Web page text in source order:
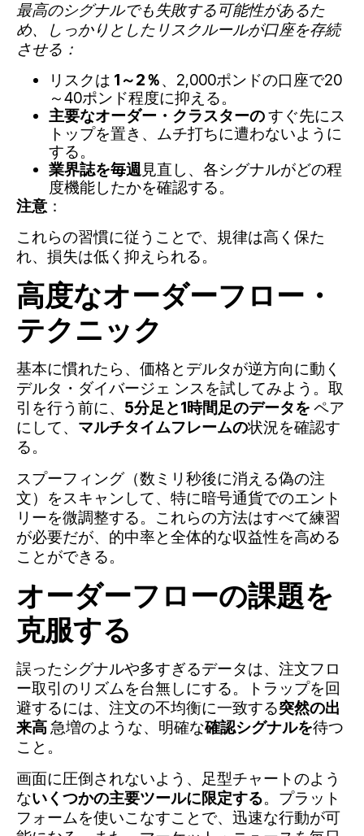
最高のシグナルでも失敗する可能性があるた
め、しっかりとしたリスクルールが口座を存続
させる：
リスクは 1～2％、2,000ポンドの口座で20
～40ポンド程度に抑える。
主要なオーダー・クラスターのすぐ先にス
トップを置き、ムチ打ちに遭わないように
する。
業界誌を毎週見直し、各シグナルがどの程
度機能したかを確認する。
注意 ：
これらの習慣に従うことで、規律は高く保た
れ、損失は低く抑えられる。
高度なオーダーフロー・
テクニック
基本に慣れたら、価格とデルタが逆方向に動く
デルタ・ダイバージェ ンスを試してみよう。取
引を行う前に、 5分足と1時間足のデータを ペア
にして、 マルチタイムフレームの状況を確認す
る。
スプーフィング（数ミリ秒後に消える偽の注
文）をスキャンして、特に暗号通貨でのエント
リーを微調整する。これらの方法はすべて練習
が必要だが、的中率と全体的な収益性を高める
ことができる。
オーダーフローの課題を
克服する
誤ったシグナルや多すぎるデータは、注文フロ
ー取引のリズムを台無しにする。トラップを回
避するには、注文の不均衡に一致する突然の出
来高急増のような、明確な確認シグナルを待つ
こと。
画面に圧倒されないよう、足型チャートのよう
ないくつかの主要ツールに限定する。プラット
フォームを使いこなすことで、迅速な行動が可